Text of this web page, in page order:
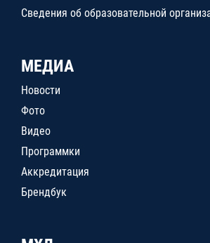
Сведения об образовательной
МЕДИА
Новости
Фото
Видео
Программки
Аккредитация
Брендбук